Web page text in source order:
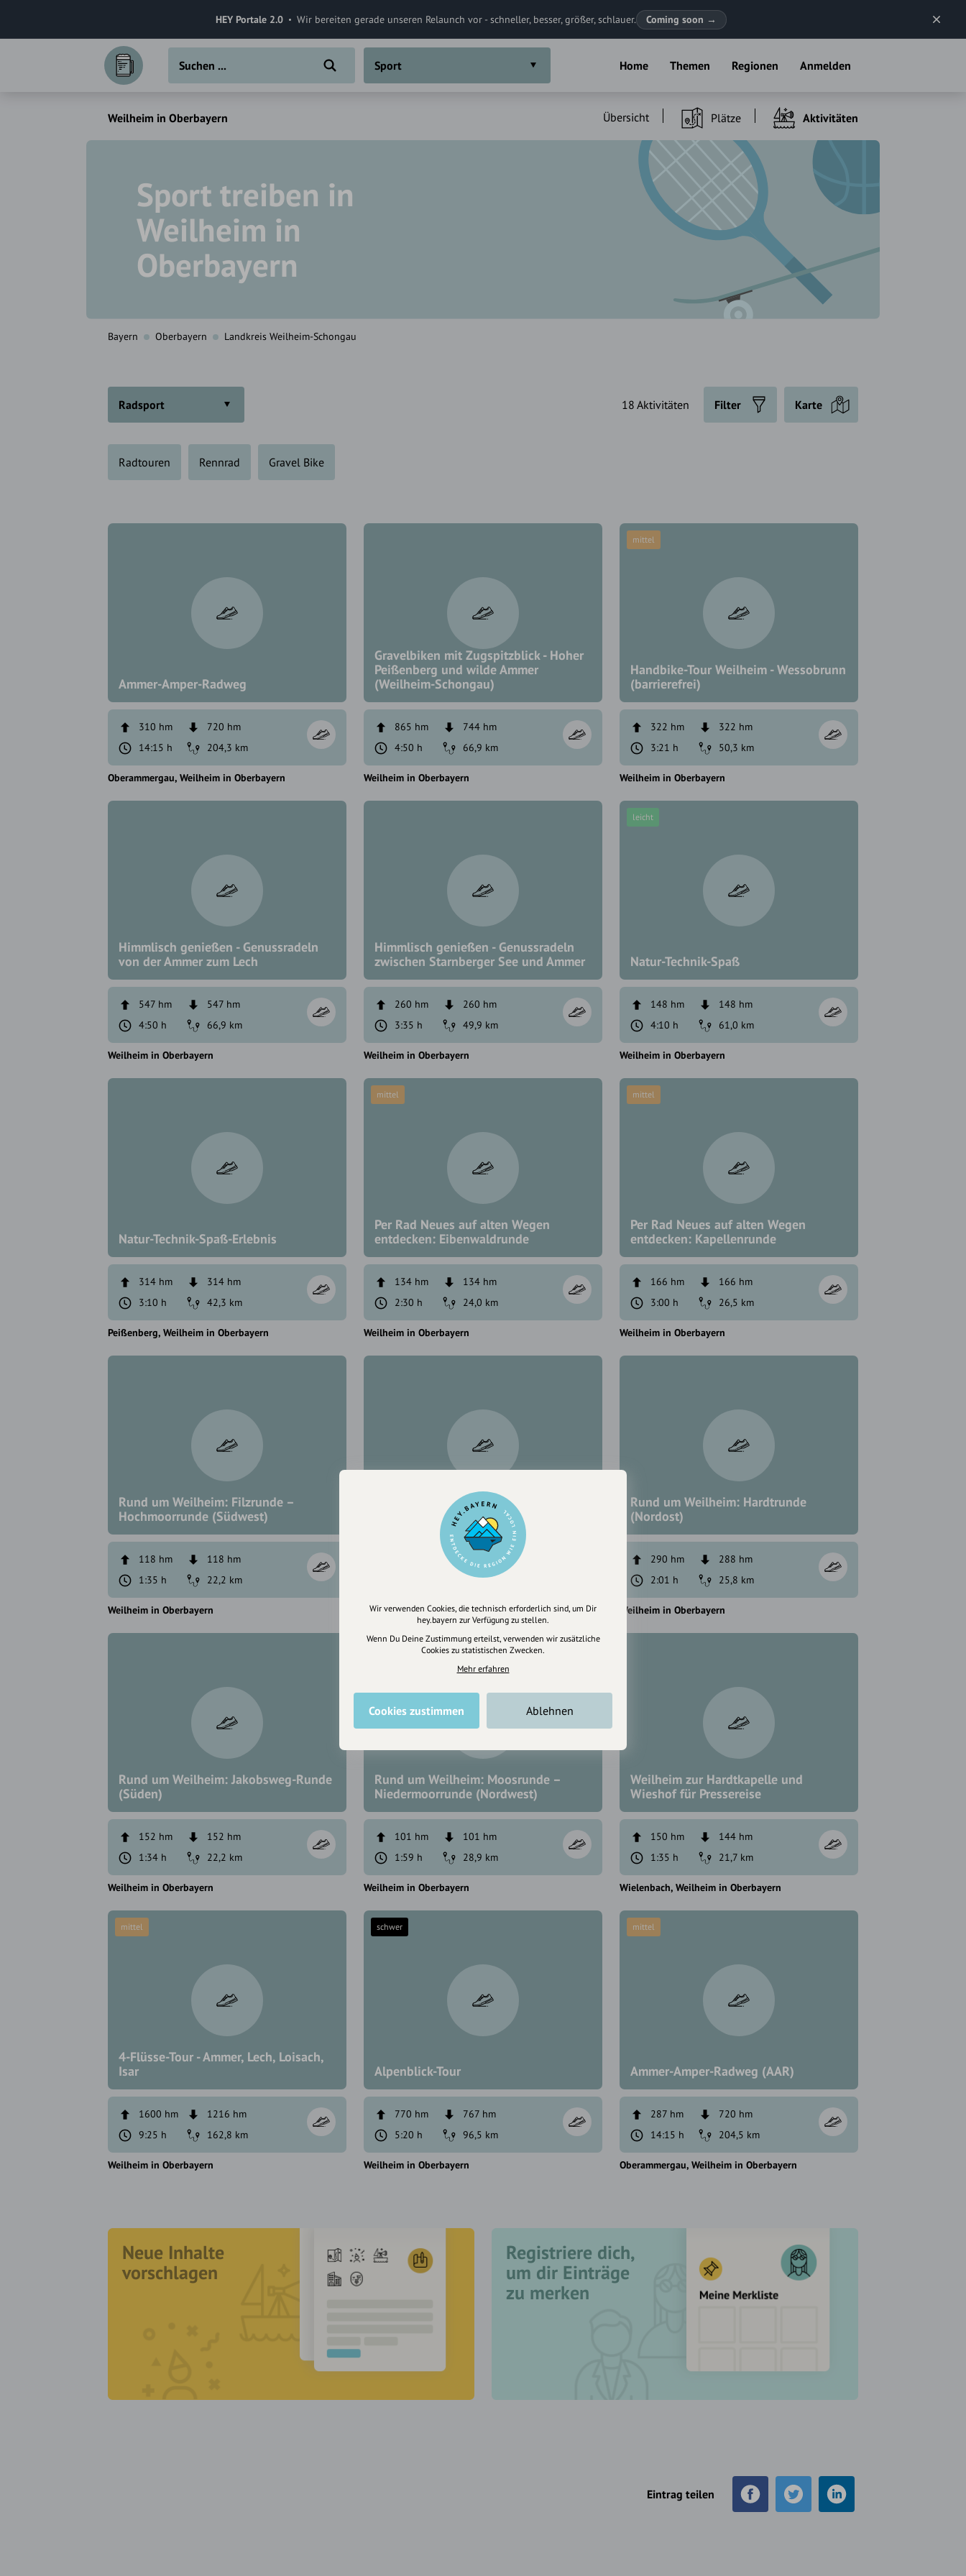
HEY Portale 2.0 Wir bereiten gerade unseren Relaunch vor - schneller, besser, größer, schlauer. Coming soon →
Home Themen Regionen Anmelden
Sport
Weilheim in Oberbayern Übersicht Plätze Aktivitäten
Sport treiben in
Weilheim in
Oberbayern
Bayern Oberbayern Landkreis Weilheim-Schongau
Radsport
Radtouren Rennrad Gravel Bike
18 Aktivitäten Filter Karte
Ammer-Amper-Radweg
310 hm
720 hm
14:15 h
204,3 km
Oberammergau Weilheim in Oberbayern
Gravelbiken mit Zugspitzblick - Hoher
Peißenberg und wilde Ammer
(Weilheim-Schongau)
865 hm
744 hm
4:50 h
66,9 km
Weilheim in Oberbayern
Handbike-Tour Weilheim - Wessobrunn
(barrierefrei)
mittel
322 hm
322 hm
3:21 h
50,3 km
Weilheim in Oberbayern
Himmlisch genießen - Genussradeln
von der Ammer zum Lech
547 hm
547 hm
4:50 h
66,9 km
Weilheim in Oberbayern
Himmlisch genießen - Genussradeln
zwischen Starnberger See und Ammer
260 hm
260 hm
3:35 h
49,9 km
Weilheim in Oberbayern
Natur-Technik-Spaß
leicht
148 hm
148 hm
4:10 h
61,0 km
Weilheim in Oberbayern
Natur-Technik-Spaß-Erlebnis
314 hm
314 hm
3:10 h
42,3 km
Peißenberg Weilheim in Oberbayern
Per Rad Neues auf alten Wegen
entdecken: Eibenwaldrunde
mittel
134 hm
134 hm
2:30 h
24,0 km
Weilheim in Oberbayern
Per Rad Neues auf alten Wegen
entdecken: Kapellenrunde
mittel
166 hm
166 hm
3:00 h
26,5 km
Weilheim in Oberbayern
Rund um Weilheim: Filzrunde –
Hochmoorrunde (Südwest)
118 hm
118 hm
1:35 h
22,2 km
Weilheim in Oberbayern
Rund um Weilheim: Gögerlrunde
267 hm
26,4 km
Weilheim in Oberbayern
Rund um Weilheim: Hardtrunde
(Nordost)
290 hm
288 hm
2:01 h
25,8 km
Weilheim in Oberbayern
Rund um Weilheim: Jakobsweg-Runde
(Süden)
152 hm
152 hm
1:34 h
22,2 km
Weilheim in Oberbayern
Rund um Weilheim: Moosrunde –
Niedermoorrunde (Nordwest)
101 hm
101 hm
1:59 h
28,9 km
Weilheim in Oberbayern
Weilheim zur Hardtkapelle und
Wieshof für Pressereise
150 hm
144 hm
1:35 h
21,7 km
Wielenbach Weilheim in Oberbayern
4-Flüsse-Tour - Ammer, Lech, Loisach,
Isar
mittel
1600 hm
1216 hm
9:25 h
162,8 km
Weilheim in Oberbayern
Alpenblick-Tour
schwer
770 hm
767 hm
5:20 h
96,5 km
Weilheim in Oberbayern
Ammer-Amper-Radweg (AAR)
mittel
287 hm
720 hm
14:15 h
204,5 km
Oberammergau Weilheim in Oberbayern
Neue Inhalte
vorschlagen
Registriere dich,
um dir Einträge
zu merken
Eintrag teilen
Wir verwenden Cookies, die technisch erforderlich sind, um Dir
hey.bayern zur Verfügung zu stellen.
Wenn Du Deine Zustimmung erteilst, verwenden wir zusätzliche
Cookies zu statistischen Zwecken.
Mehr erfahren
Cookies zustimmen Ablehnen